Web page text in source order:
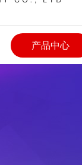
产品中心